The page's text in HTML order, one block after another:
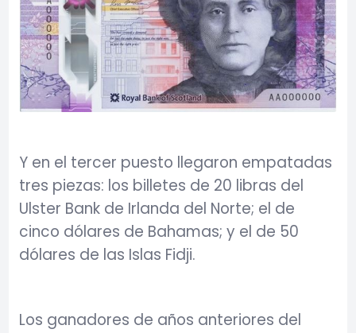
Y en el tercer puesto llegaron empatadas
tres piezas: los billetes de 20 libras del
Ulster Bank de Irlanda del Norte; el de
cinco dólares de Bahamas; y el de 50
dólares de las Islas Fidji.
Los ganadores de años anteriores del